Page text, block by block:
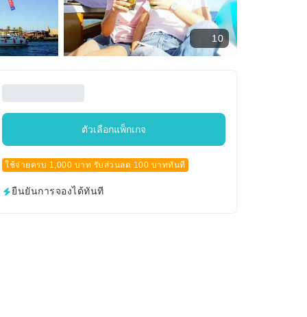
10
ตัวเลือกแพ็กเกจ
ใช้จ่ายครบ 1,000 บาท รับส่วนลด 100 บาททันที
ยืนยันการจองได้ทันที